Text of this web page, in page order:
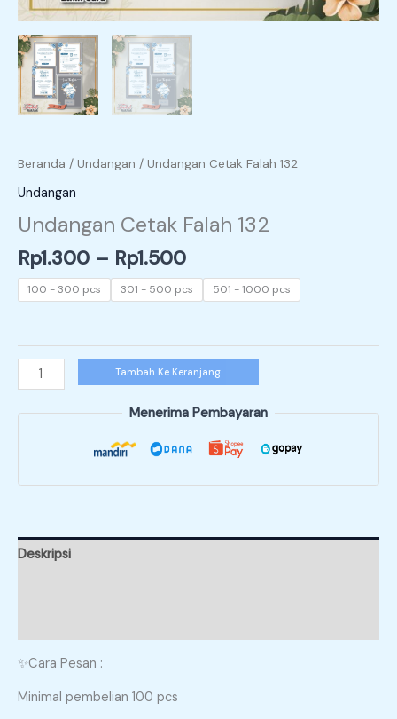
Beranda / Undangan / Undangan Cetak Falah 132
Undangan
Undangan Cetak Falah 132
Rp1.300 – Rp1.500
100 - 300 pcs 301 - 500 pcs 501 - 1000 pcs
Tambah Ke Keranjang
Menerima Pembayaran
Deskripsi
✨Cara Pesan :
Minimal pembelian 100 pcs